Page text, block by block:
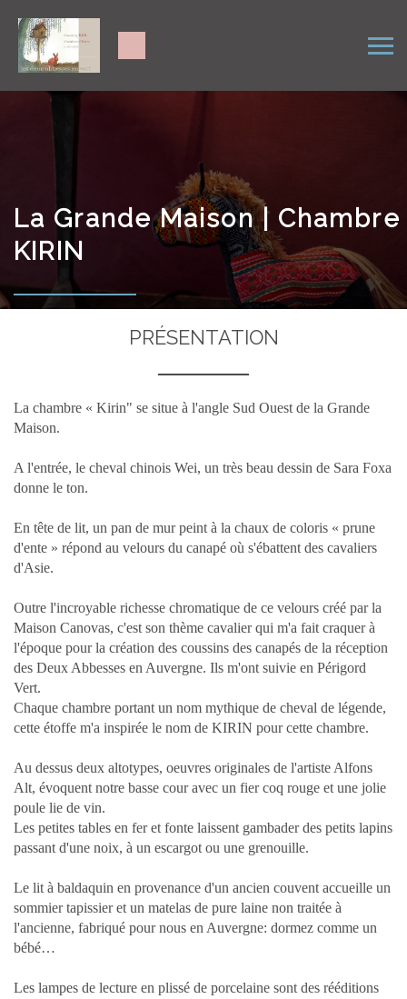
La Grande Maison | Chambre
KIRIN
PRÉSENTATION
La chambre « Kirin" se situe à l'angle Sud Ouest de la Grande
Maison.
A l'entrée, le cheval chinois Wei, un très beau dessin de Sara Foxa
donne le ton.
En tête de lit, un pan de mur peint à la chaux de coloris « prune
d'ente » répond au velours du canapé où s'ébattent des cavaliers
d'Asie.
Outre l'incroyable richesse chromatique de ce velours créé par la
Maison Canovas, c'est son thème cavalier qui m'a fait craquer à
l'époque pour la création des coussins des canapés de la réception
des Deux Abbesses en Auvergne. Ils m'ont suivie en Périgord
Vert.
Chaque chambre portant un nom mythique de cheval de légende,
cette étoffe m'a inspirée le nom de KIRIN pour cette chambre.
Au dessus deux altotypes, oeuvres originales de l'artiste Alfons
Alt, évoquent notre basse cour avec un fier coq rouge et une jolie
poule lie de vin.
Les petites tables en fer et fonte laissent gambader des petits lapins
passant d'une noix, à un escargot ou une grenouille.
Le lit à baldaquin en provenance d'un ancien couvent accueille un
sommier tapissier et un matelas de pure laine non traitée à
l'ancienne, fabriqué pour nous en Auvergne: dormez comme un
bébé…
Les lampes de lecture en plissé de porcelaine sont des rééditions